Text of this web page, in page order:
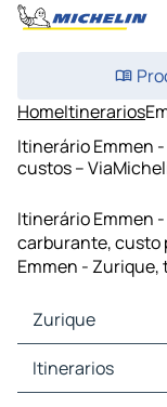
HomeItinerarios
Itinerário Emmen
custos –
Itinerário Emmen
carburante, custo
Emmen -
Zurique
Zurique Mapas
Zurique Trafego
Itinerarios